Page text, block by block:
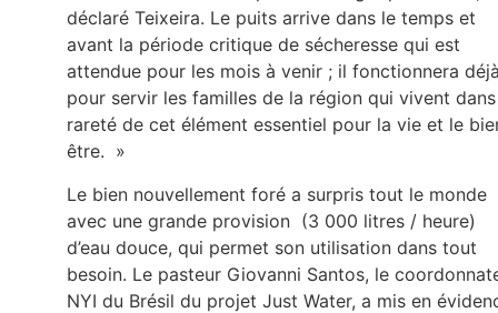
déclaré Teixeira. Le puits arrive dans le temps et
avant la période critique de sécheresse qui est
attendue pour les mois à venir ; il fonctionnera
pour servir les familles de la région qui vivent
rareté de cet élément essentiel pour la vie et le
être. »
Le bien nouvellement foré a surpris tout le monde
avec une grande provision (3 000 litres / heure)
d’eau douce, qui permet son utilisation dans tout
besoin. Le pasteur Giovanni Santos, le
NYI du Brésil du projet Just Water, a mis en